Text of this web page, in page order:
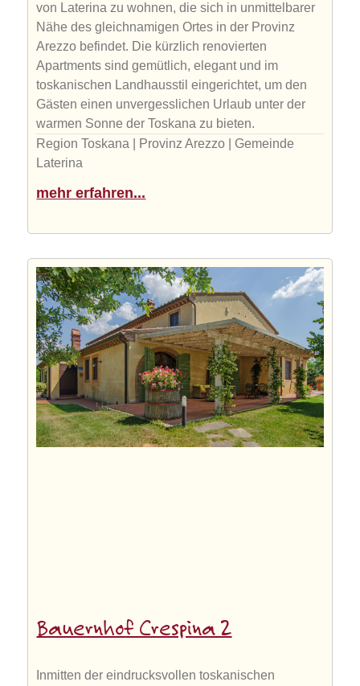
von Laterina zu wohnen, die sich in unmittelbarer
Nähe des gleichnamigen Ortes in der Provinz
Arezzo befindet. Die kürzlich renovierten
Apartments sind gemütlich, elegant und im
toskanischen Landhausstil eingerichtet, um den
Gästen einen unvergesslichen Urlaub unter der
warmen Sonne der Toskana zu bieten.
Region Toskana | Provinz Arezzo | Gemeinde
Laterina
mehr erfahren...
Bauernhof Crespina 2
Inmitten der eindrucksvollen toskanischen